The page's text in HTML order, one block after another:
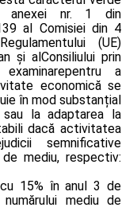
anexei nr. 1 din
al Comisiei din 4
(UE)
și alConsiliului prin
a
economică se
în mod substanțial
sau la adaptarea la
dacă activitatea
semnificative
mediu, respectiv:
15% în anul 3 de
mediu de